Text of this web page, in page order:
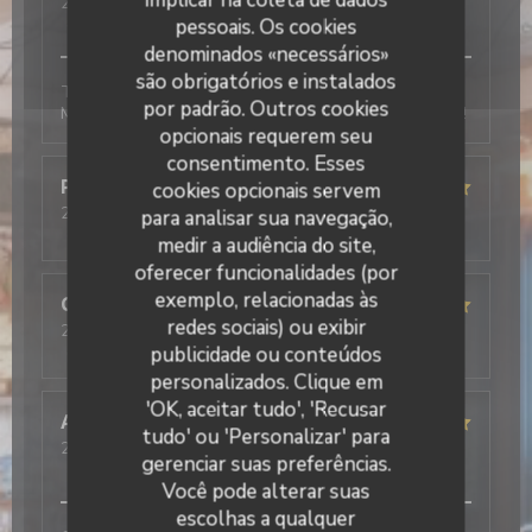
pessoais. Os cookies
denominados «necessários»
são obrigatórios e instalados
por padrão. Outros cookies
opcionais requerem seu
consentimento. Esses
cookies opcionais servem
para analisar sua navegação,
medir a audiência do site,
oferecer funcionalidades (por
exemplo, relacionadas às
redes sociais) ou exibir
publicidade ou conteúdos
personalizados. Clique em
'OK, aceitar tudo', 'Recusar
tudo' ou 'Personalizar' para
gerenciar suas preferências.
Você pode alterar suas
escolhas a qualquer
ambience:5/5 menu:5/5 quality_price
Tout est très bon, l’accueil, les plats et le service.
Mention excellent pour le tiramisu pistache, un régal !
Pascal
2026-01-10- 19:00 - guests 2
/5 ambience: 4/5 menu :5 /5 quality_price
Cécilia
2026-01-10
- 12:30 - guests 3
ambience:5/5 menu:5/5 quality_price
Alan
2026-01-09- 20:00 - guests 2
/5 ambience: 5/5 menu:5/5 quality_price
Il Caravaggio